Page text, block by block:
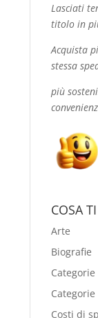
Lasciati
titolo in
Acquista
stessa
più
COSA
Arte
Biografie
Costi di